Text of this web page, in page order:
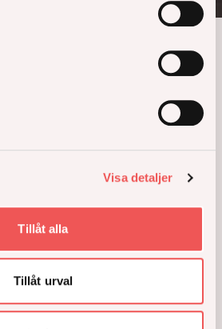
Visa detaljer
Tillåt alla
Tillåt urval
lummiga löpstigar som löper
och förbi trolska sjöar.
citynära Fruängens centrum
och storstadens nöjen